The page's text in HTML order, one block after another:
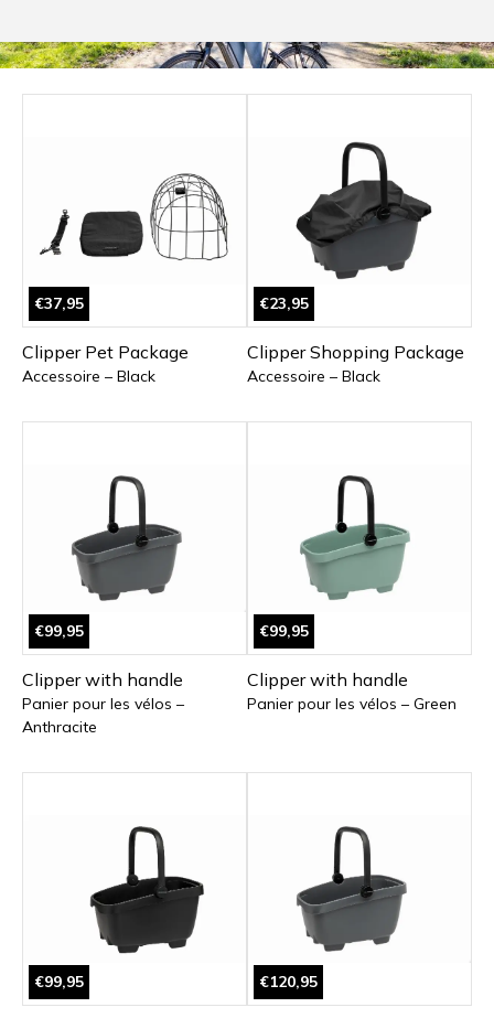
€37,95
Clipper Pet Package
Accessoire – Black
€23,95
Clipper Shopping Package
Accessoire – Black
€99,95
Clipper with handle
Panier pour les vélos –
Anthracite
€99,95
Clipper with handle
Panier pour les vélos – Green
€99,95 €120,95